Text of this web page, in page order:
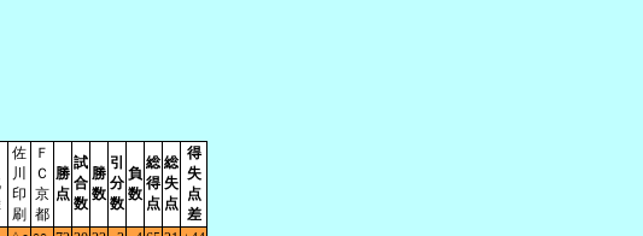
佐
川
印
刷
Ｆ
Ｃ
京
都
勝
点
試
合
数
勝
数
引
分
数
負
数
総
得
点
総
失
点
得
失
点
差